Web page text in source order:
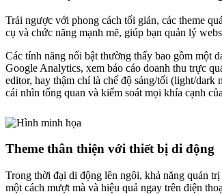
Trái ngược với phong cách tối giản, các theme
cụ và chức năng mạnh mẽ, giúp bạn quản lý
Các tính năng nổi bật thường thấy bao gồm một
Google Analytics, xem báo cáo doanh thu trực
editor, hay thậm chí là chế độ sáng/tối (light/
cái nhìn tổng quan và kiểm soát mọi khía cạnh
Theme thân thiện với thiết bị di động
Trong thời đại di động lên ngôi, khả năng quản
một cách mượt mà và hiệu quả ngay trên điện